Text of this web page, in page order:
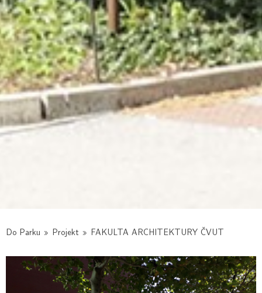
Do Parku » Projekt » FAKULTA ARCHITEKTURY ČVUT